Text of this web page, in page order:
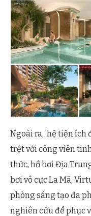
Ngoài ra, hệ tiện ích
trệt với công viên
thức, hồ bơi Địa
bơi vô cực La Mã,
phòng sáng tạo đa
nghiên cứu để phục